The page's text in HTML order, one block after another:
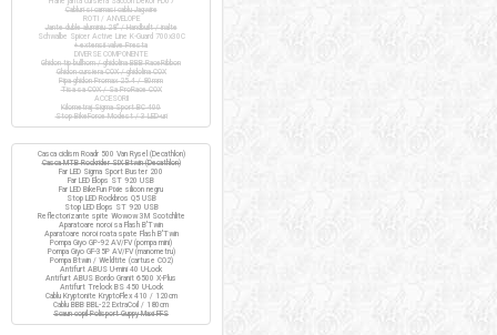
Cabluri si camasi cablu Jagwire
ROTI / ANVELOPE
Jante duble aluminiu 28" / Handbuilt / inalte
Schwalbe Spicer Active Line K-Guard 700x30C
+ extensii valve Presta
DIVERSE COMPONENTE
Ghidon tip bullhorn / ghidolina BBB RaceRibbon
Ghidon cursiera COX / ghidolina COX
Pipa ghidon Promax 25.4 / 80mm
Tisa sa COX / Sa ProRace COX
ACCESORII
Kilometraj Sigma Sport BC 400
Stop BikeForce Modest / 3 LED-uri
Casca ciclism Roadr 500 Van Rysel (Decathlon)
Casca MTB Rockrider SIX Btwin (Decathlon)
Far LED Sigma Sport Buster 200
Far LED Elops ST 920 USB
Far LED BikeFun Pixie silicon negru
Stop LED Rockbros Q5 USB
Stop LED Elops ST 920 USB
Reflectorizante spite Wowow 3M Scotchlite
Aparatoare noroi sa Flash B'Twin
Aparatoare noroi roata spate Flash B'Twin
Pompa Giyo GP-92 AV/FV (pompa mini)
Pompa Giyo GF-35P AV/FV (manometru)
Pompa Btwin / Weldtite (cartuse CO2)
Antifurt ABUS U-mini 40 U-Lock
Antifurt ABUS Bordo Granit 6500 X-Plus
Antifurt Trelock BS 450 U-Lock
Cablu Kryptonite KryptoFlex 410 / 120cm
Cablu BBB BBL-22 ExtraCoil / 180cm
Scaun copil Polisport Guppy Maxi FFS